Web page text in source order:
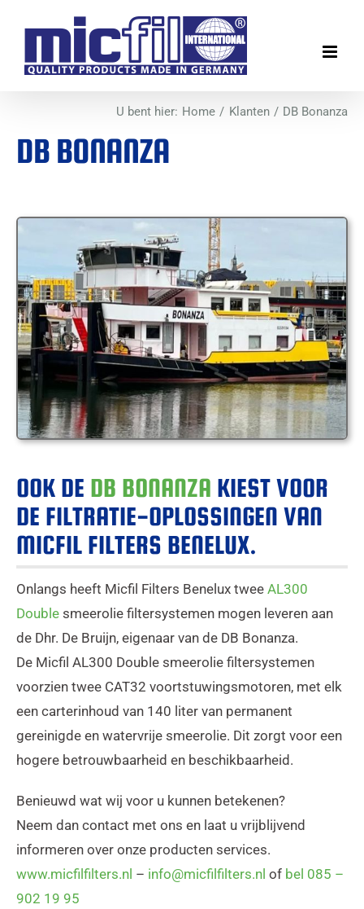
inhoud
U bent hier: Home Klanten DB Bonanza
DB BONANZA
OOK DE DB BONANZA KIEST VOOR
DE FILTRATIE-OPLOSSINGEN VAN
MICFIL FILTERS BENELUX.
Onlangs heeft Micfil Filters Benelux twee AL300
Doublesmeerolie filtersystemen mogen leveren aan
de Dhr. De Bruijn, eigenaar van de DB Bonanza.
De Micfil AL300 Double smeerolie filtersystemen
voorzien twee CAT32 voortstuwingsmotoren, met elk
een carterinhoud van 140 liter van permanent
gereinigde en watervrije smeerolie. Dit zorgt voor een
hogere betrouwbaarheid en beschikbaarheid.
Benieuwd wat wij voor u kunnen betekenen?
Neem dan contact met ons en laat u vrijblijvend
informeren over onze producten services.
www.micfilfilters.nl – info@micfilfilters.nl of bel 085 –
902 19 95